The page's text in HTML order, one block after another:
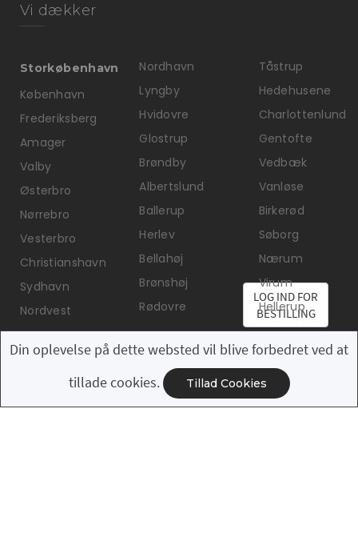
LOG IND FOR
BESTILLING
Vi dækker
Storkøbenhavn
København
Frederiksberg
Amager
Valby
Østerbro
Nørrebro
Vesterbro
Christianshavn
Sydhavn
Nordvest
Nordhavn
Lyngby
Hvidovre
Glostrup
Brøndby
Albertslund
Ballerup
Herlev
Bellahøj
Brønshøj
Rødovre
Tåstrup
Hedehusene
Charlottenlund
Gentofte
Vedbæk
Vanløse
Birkerød
Søborg
Nærum
Virum
Hellerup
Sjælland
Humlebæk
Espergærde
Din oplevelse på dette websted vil blive forbedret ved at
tillade cookies.
Tillad Cookies